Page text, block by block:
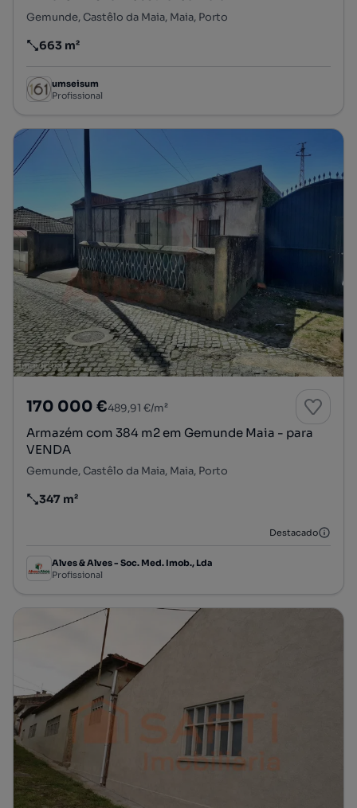
Gemunde, Castêlo da Maia, Maia, Porto
Preço por metro quadrado
663 m²
umseisum
Profissional
170 000 €489,91 €/m²
Armazém com 384 m2 em Gemunde Maia - para
VENDA
Gemunde, Castêlo da Maia, Maia, Porto
Preço por metro quadrado
347 m²
Destacado
Alves & Alves - Soc. Med. Imob., Lda
Profissional